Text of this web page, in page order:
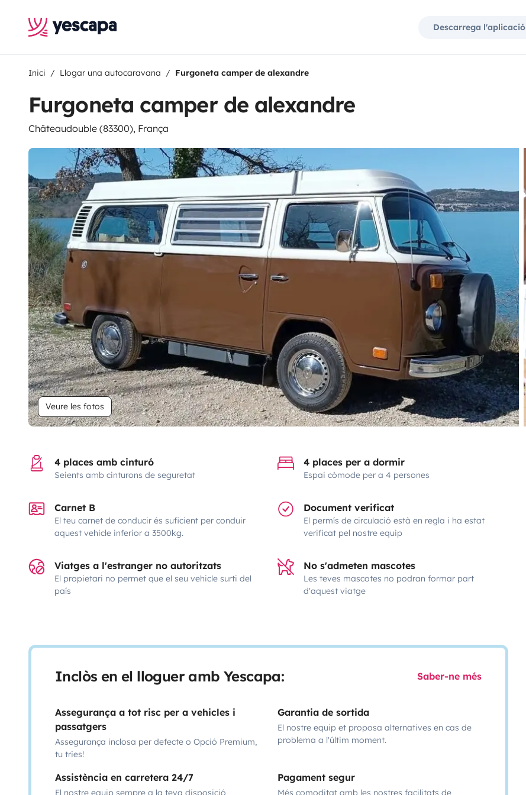
Descarrega l'aplicació
Inici Llogar una autocaravana Furgoneta camper de alexandre
Furgoneta camper de alexandre
Châteaudouble (83300), França
Veure les fotos
4 places amb cinturó
Seients amb cinturons de seguretat
4 places per a dormir
Espai còmode per a 4 persones
Carnet B
El teu carnet de conducir és suficient per conduir
aquest vehicle inferior a 3500kg.
Document verificat
El permís de circulació està en regla i ha estat
verificat pel nostre equip
Viatges a l'estranger no autoritzats
El propietari no permet que el seu vehicle surti del
país
No s'admeten mascotes
Les teves mascotes no podran formar part
d'aquest viatge
Inclòs en el lloguer amb Yescapa: Saber-ne més
Assegurança a tot risc per a vehicles i
passatgers
Assegurança inclosa per defecte o Opció Premium,
tu tries!
Garantia de sortida
El nostre equip et proposa alternatives en cas de
problema a l'últim moment.
Assistència en carretera 24/7
El nostre equip sempre a la teva disposició
Pagament segur
Més comoditat amb les nostres facilitats de